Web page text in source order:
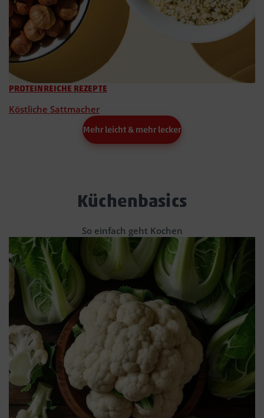
PROTEINREICHE REZEPTE
Köstliche Sattmacher
Mehr leicht & mehr lecker
Küchenbasics
So einfach geht Kochen